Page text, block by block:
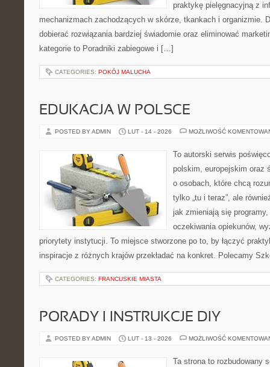
praktykę pielęgnacyjną z
mechanizmach zachodzących w skórze, tkankach i organizmie.
dobierać rozwiązania bardziej świadomie oraz eliminować
kategorie to Poradniki zabiegowe i […]
CATEGORIES: POKÓJ MALUCHA
EDUKACJA W POLSCE
POSTED BY ADMIN LUT - 14 - 2026 MOŻLIWOŚĆ
To autorski serwis
polskim, europejskim oraz
o osobach, które chcą
tylko „tu i teraz”, ale
jak zmieniają się
oczekiwania opiekunów,
priorytety instytucji. To miejsce stworzone po to, by łączyć
inspiracje z różnych krajów przekładać na konkret. Polecamy
CATEGORIES: FRANCUSKIE MIASTA
PORADY I INSTRUKCJE DIY
POSTED BY ADMIN LUT - 13 - 2026 MOŻLIWOŚĆ
Ta strona to rozbudowany